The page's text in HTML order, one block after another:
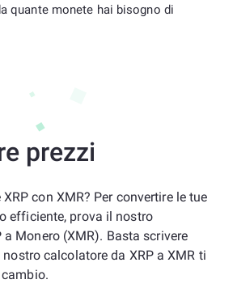
quante monete hai bisogno di
prezzi
con XMR? Per convertire le tue
efficiente, prova il nostro
a Monero (XMR). Basta scrivere
nostro calcolatore da XRP a XMR ti